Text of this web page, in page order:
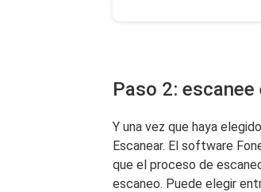
Paso 2: escanee
Y una vez que haya
Escanear. El software
que el proceso de
escaneo. Puede elegir